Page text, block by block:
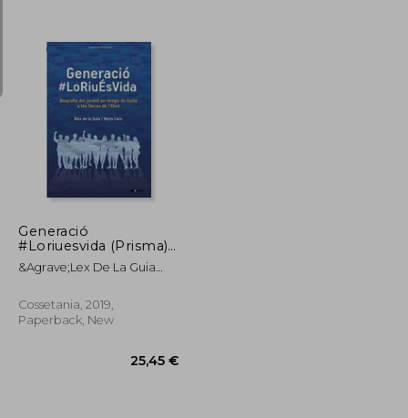
Generació
#Loriuesvida (Prisma)
(in Spanish)
&Agrave;Lex De La Guia
N&Uacute;Ria Caro Blanch
Cossetania, 2019,
Paperback, New